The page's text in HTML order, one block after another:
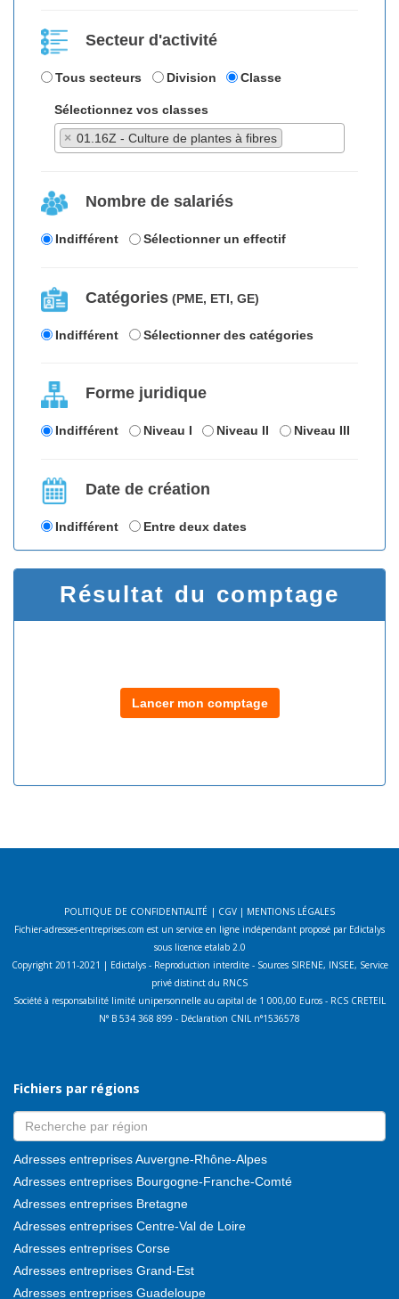
Secteur d'activité
Tous secteurs Division Classe
Sélectionnez vos classes
× 01.16Z - Culture de plantes à fibres
Nombre de salariés
Indifférent Sélectionner un effectif
Catégories (PME, ETI, GE)
Indifférent Sélectionner des catégories
Forme juridique
Indifférent Niveau I Niveau II Niveau III
Date de création
Indifférent Entre deux dates
Résultat du comptage
Lancer mon comptage
POLITIQUE DE CONFIDENTIALITÉ | CGV | MENTIONS LÉGALES
Fichier-adresses-entreprises.com est un service en ligne indépendant proposé par Edictalys
sous licence etalab 2.0
Copyright 2011-2021 | Edictalys - Reproduction interdite - Sources SIRENE, INSEE, Service
privé distinct du RNCS
Société à responsabilité limité unipersonnelle au capital de 1 000,00 Euros - RCS CRETEIL
N° B 534 368 899 - Déclaration CNIL n°1536578
Fichiers par régions
Adresses entreprises Auvergne-Rhône-Alpes
Adresses entreprises Bourgogne-Franche-Comté
Adresses entreprises Bretagne
Adresses entreprises Centre-Val de Loire
Adresses entreprises Corse
Adresses entreprises Grand-Est
Adresses entreprises Guadeloupe